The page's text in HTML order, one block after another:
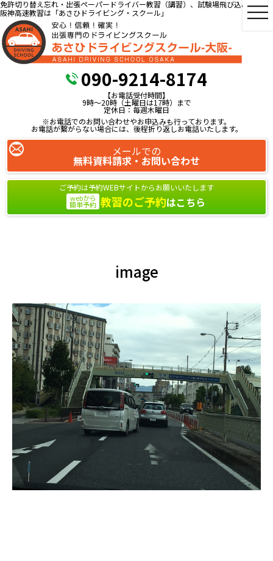
免許切り替え忘れ・出張ペーパードライバー教習（講習）、試験場飛び込み教習、
阪神高速教習は「あさひドライビング・スクール」
090-9214-8174
【お電話受付時間】
9時～20時（土曜日は17時）まで
定休日：毎週木曜日
※お電話でのお問い合わせやお申込みも行っております。
お電話が繋がらない場合には、後程折り返しお電話いたします。
メールでの
無料資料請求・お問い合わせ
ご予約は予約WEBサイトからお願いいたします
webから
簡単予約 教習のご予約はこちら
image